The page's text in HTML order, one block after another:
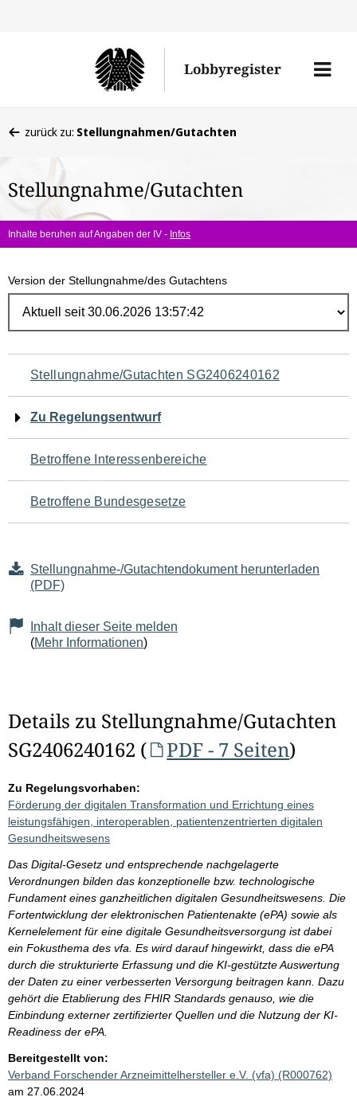
Lobbyregister
Menü
befinden
hier:
zurück zu: Stellungnahmen/Gutachten
Stellungnahme/Gutachten
Inhalte beruhen auf Angaben der IV - Infos
Version der Stellungnahme/des Gutachtens
Navigation
für
den
Seiteninhalt
Stellungnahme/Gutachten SG2406240162
Zu Regelungsentwurf
Betroffene Interessenbereiche
Betroffene Bundesgesetze
Stellungnahme-/Gutachtendokument herunterladen
(PDF)
Inhalt dieser Seite melden
(Mehr Informationen)
Details zu Stellungnahme/Gutachten
SG2406240162 (
PDF - 7 Seiten)
Zu Regelungsvorhaben:
Förderung der digitalen Transformation und Errichtung eines
leistungsfähigen, interoperablen, patientenzentrierten digitalen
Gesundheitswesens
Das Digital-Gesetz und entsprechende nachgelagerte
Verordnungen bilden das konzeptionelle bzw. technologische
Fundament eines ganzheitlichen digitalen Gesundheitswesens. Die
Fortentwicklung der elektronischen Patientenakte (ePA) sowie als
Kernelelement für eine digitale Gesundheitsversorgung ist dabei
ein Fokusthema des vfa. Es wird darauf hingewirkt, dass die ePA
durch die strukturierte Erfassung und die KI-gestützte Auswertung
der Daten zu einer verbesserten Versorgung beitragen kann. Dazu
gehört die Etablierung des FHIR Standards genauso, wie die
Einbindung externer zertifizierter Quellen und die Nutzung der KI-
Readiness der ePA.
Bereitgestellt von:
Verband Forschender Arzneimittelhersteller e.V. (vfa) (R000762)
am 27.06.2024